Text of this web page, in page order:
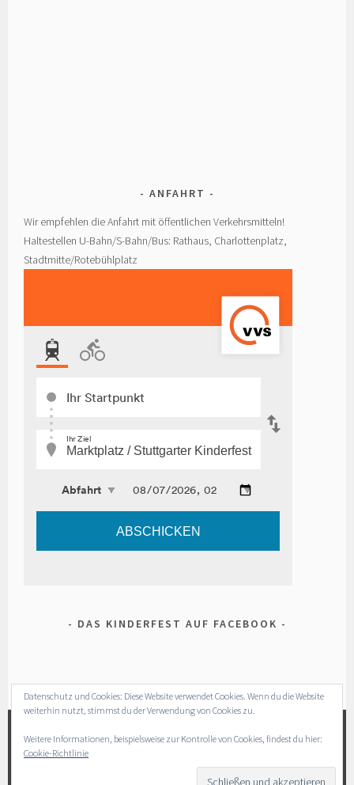
ANFAHRT
Wir empfehlen die Anfahrt mit öffentlichen Verkehrsmitteln!
Haltestellen U-Bahn/S-Bahn/Bus: Rathaus, Charlottenplatz,
Stadtmitte/Rotebühlplatz
DAS KINDERFEST AUF FACEBOOK
Datenschutz und Cookies: Diese Website verwendet Cookies. Wenn du die Website
weiterhin nutzt, stimmst du der Verwendung von Cookies zu.
Weitere Informationen, beispielsweise zur Kontrolle von Cookies, findest du hier:
Cookie-Richtlinie